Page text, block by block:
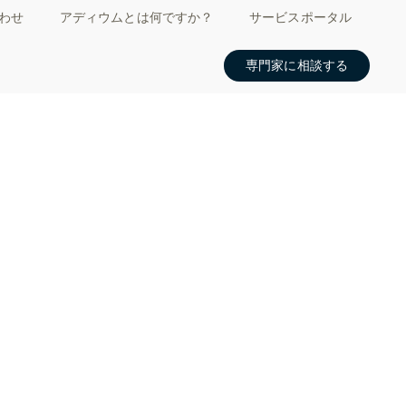
せ アディウムとは何ですか？ サービスポータル
専門家に相談する